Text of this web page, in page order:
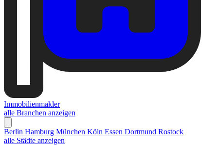
Immobilienmakler
alle Branchen anzeigen
Berlin Hamburg München Köln Essen Dortmund Rostock
alle Städte anzeigen